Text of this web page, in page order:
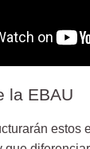
la EBAU
estos